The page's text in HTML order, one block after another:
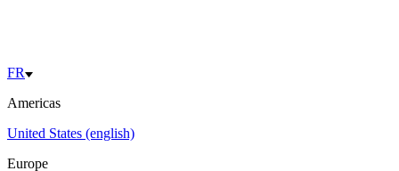
FR
Americas
United States (english)
Europe